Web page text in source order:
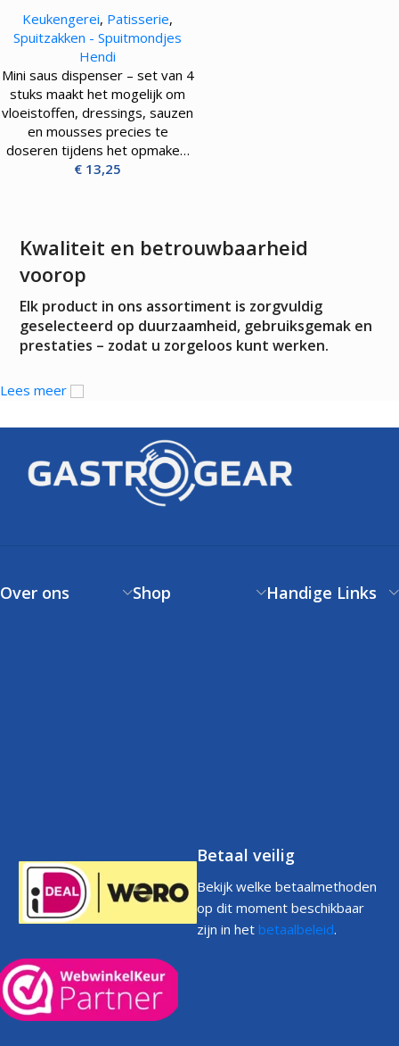
Keukengerei, Patisserie,
Spuitzakken - Spuitmondjes
Hendi
Mini saus dispenser – set van 4
stuks maakt het mogelijk om
vloeistoffen, dressings, sauzen
en mousses precies te
doseren tijdens het opmake…
€ 13,25
Kwaliteit en betrouwbaarheid
voorop
Elk product in ons assortiment is zorgvuldig
geselecteerd op duurzaamheid, gebruiksgemak en
prestaties – zodat u zorgeloos kunt werken.
Lees meer
Over ons Shop Handige Links
Betaal veilig
Bekijk welke betaalmethoden
op dit moment beschikbaar
zijn in het betaalbeleid.